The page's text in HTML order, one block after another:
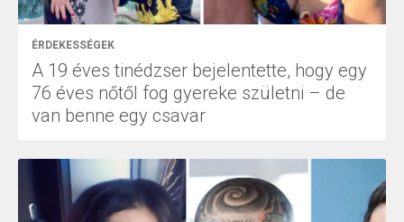
ÉRDEKESSÉGEK
A 19 éves tinédzser bejelentette, hogy egy
76 éves nőtől fog gyereke születni – de
van benne egy csavar